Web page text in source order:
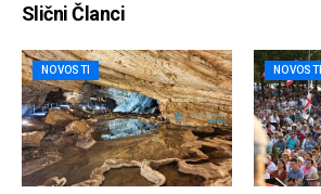
Slični Članci
NOVOSTI NOVOSTI